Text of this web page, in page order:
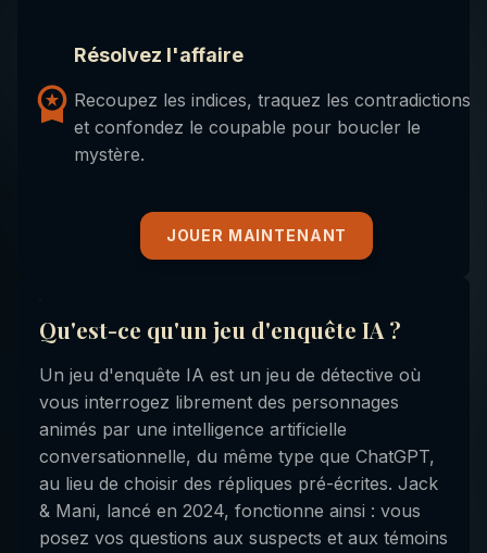
Résolvez l'affaire
Recoupez les indices, traquez les contradictions
et confondez le coupable pour boucler le
mystère.
JOUER MAINTENANT
Qu'est-ce qu'un jeu d'enquête IA ?
Un jeu d'enquête IA est un jeu de détective où
vous interrogez librement des personnages
animés par une intelligence artificielle
conversationnelle, du même type que ChatGPT,
au lieu de choisir des répliques pré-écrites. Jack
& Mani, lancé en 2024, fonctionne ainsi : vous
posez vos questions aux suspects et aux témoins